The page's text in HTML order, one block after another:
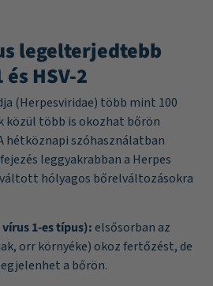
legelterjedtebb
HSV-2
(Herpesviridae) több mint 100
közül több is okozhat bőrön
hétköznapi szóhasználatban
leggyakrabban a Herpes
hólyagos bőrelváltozásokra
1-es típus): elsősorban az
orr környéke) okoz fertőzést, de
a bőrön.